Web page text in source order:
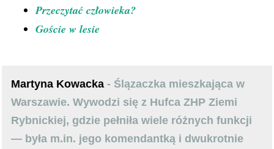
Przeczytać człowieka?
Goście w lesie
Martyna Kowacka - Ślązaczka mieszkająca w
Warszawie. Wywodzi się z Hufca ZHP Ziemi
Rybnickiej, gdzie pełniła wiele różnych funkcji
— była m.in. jego komendantką i dwukrotnie